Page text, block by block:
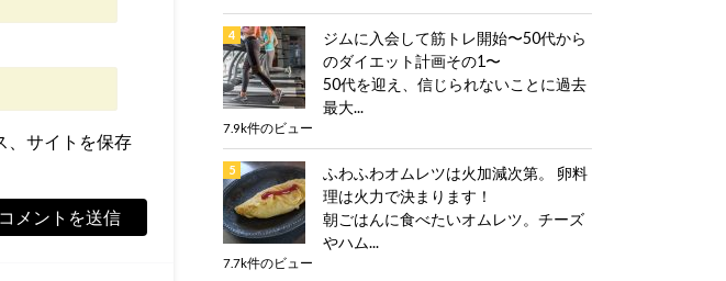
、サイトを保存
ジムに入会して筋トレ開始〜50代から
のダイエット計画その1〜
50代を迎え、信じられないことに過去
最大...
7.9k件のビュー
ふわふわオムレツは火加減次第。 卵料
理は火力で決まります！
朝ごはんに食べたいオムレツ。チーズ
やハム...
7.7k件のビュー